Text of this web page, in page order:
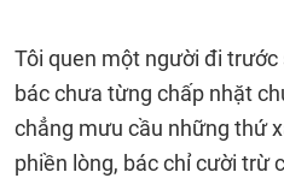
Tôi quen một người đi
bác chưa từng chấp nhặt
chẳng mưu cầu những thứ
phiền lòng, bác chỉ cười trừ